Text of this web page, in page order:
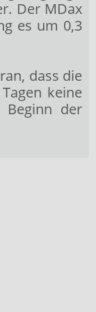
Der MDax
es um 0,3
dass die
keine
Beginn der